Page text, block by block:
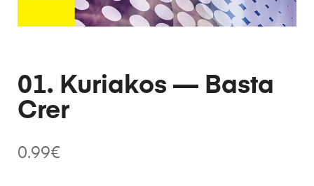
01. Kuriakos — Basta
Crer
0.99€